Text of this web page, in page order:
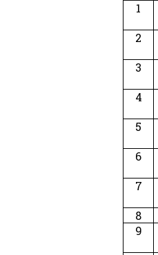
1
2
3
4
5
6
7
8
9